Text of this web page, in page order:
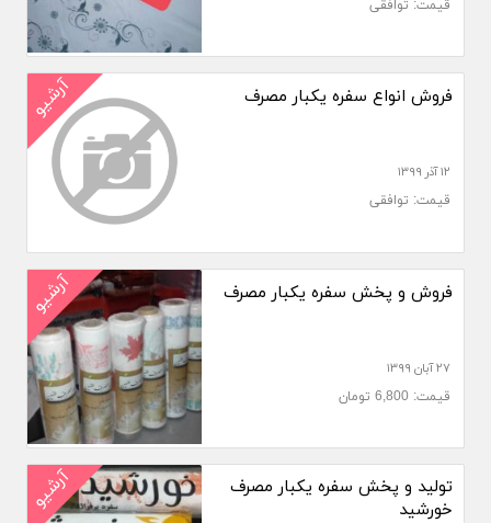
قیمت: توافقی
آرشیو فروش انواع سفره یکبار مصرف
۱۲ آذر ۱۳۹۹
قیمت: توافقی
آرشیو فروش و پخش سفره یکبار مصرف
۲۷ آبان ۱۳۹۹
قیمت: 6,800 تومان
آرشیو
تولید و پخش سفره یکبار مصرف
خورشید